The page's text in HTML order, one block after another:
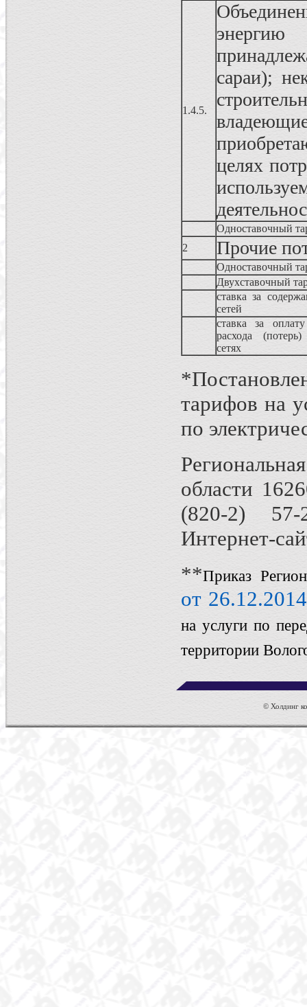
1.4.5.
сараи);
целях
Одноставочный
2
Прочие
Одноставочный
Двухставочный
ставка за
сетей
ставка за оплату
расхода
сетях
тарифов на
по
области
(820-2) 57-
Интернет-
**Приказ
от
на услуги по
территории
© Холдинг